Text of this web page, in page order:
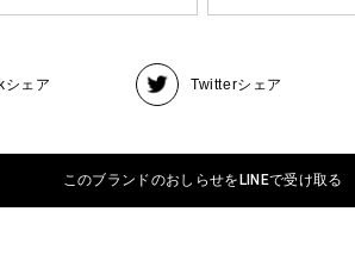
シェア Twitterシェア
このブランドのおしらせをLINEで受け取る